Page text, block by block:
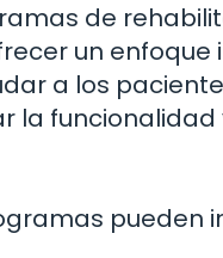
de
un enfoque
a los
la funcionalidad
pueden